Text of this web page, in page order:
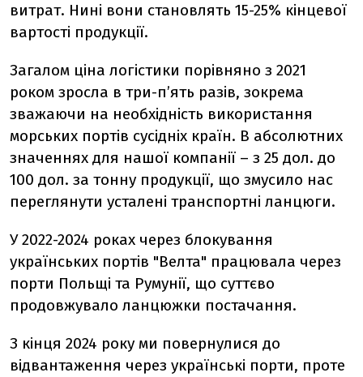
витрат. Нині вони становлять 15-25% кінцевої
вартості продукції.
Загалом ціна логістики порівняно з 2021
роком зросла в три-пʼять разів, зокрема
зважаючи на необхідність використання
морських портів сусідніх країн. В абсолютних
значеннях для нашої компанії – з 25 дол. до
100 дол. за тонну продукції, що змусило нас
переглянути усталені транспортні ланцюги.
У 2022-2024 роках через блокування
українських портів "Велта" працювала через
порти Польщі та Румунії, що суттєво
продовжувало ланцюжки постачання.
З кінця 2024 року ми повернулися до
відвантаження через українські порти, проте